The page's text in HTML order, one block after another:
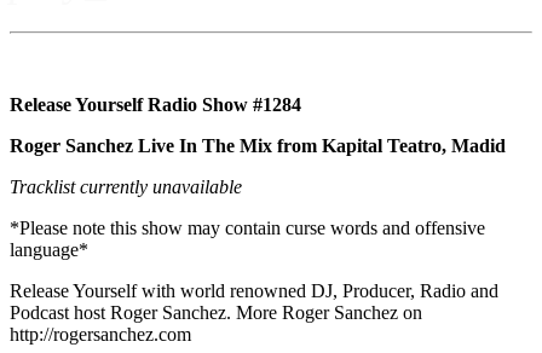
Release Yourself Radio Show #1284
Roger Sanchez Live In The Mix from Kapital Teatro, Madid
Tracklist currently unavailable
*Please note this show may contain curse words and offensive
language*
Release Yourself with world renowned DJ, Producer, Radio and
Podcast host Roger Sanchez. More Roger Sanchez on
http://rogersanchez.com